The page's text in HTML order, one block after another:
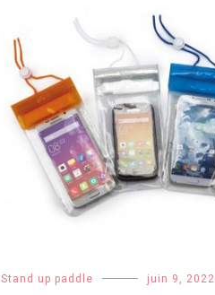
Stand up paddle juin 9, 2022